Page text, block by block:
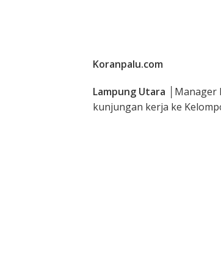
Koranpalu.com
Lampung Utara
Manager
kunjungan kerja ke